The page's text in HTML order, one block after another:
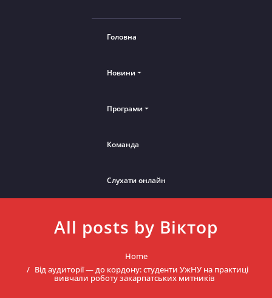
Головна
Новини
Програми
Команда
Слухати онлайн
All posts by Віктор
Home
Від аудиторії — до кордону: студенти УжНУ на практиці
вивчали роботу закарпатських митників